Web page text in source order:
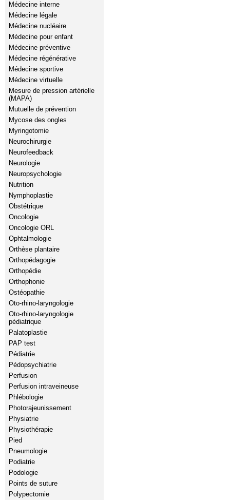
Médecine interne
Médecine légale
Médecine nucléaire
Médecine pour enfant
Médecine préventive
Médecine régénérative
Médecine sportive
Médecine virtuelle
Mesure de pression artérielle
(MAPA)
Mutuelle de prévention
Mycose des ongles
Myringotomie
Neurochirurgie
Neurofeedback
Neurologie
Neuropsychologie
Nutrition
Nymphoplastie
Obstétrique
Oncologie
Oncologie ORL
Ophtalmologie
Orthèse plantaire
Orthopédagogie
Orthopédie
Orthophonie
Ostéopathie
Oto-rhino-laryngologie
Oto-rhino-laryngologie
pédiatrique
Palatoplastie
PAP test
Pédiatrie
Pédopsychiatrie
Perfusion
Perfusion intraveineuse
Phlébologie
Photorajeunissement
Physiatrie
Physiothérapie
Pied
Pneumologie
Podiatrie
Podologie
Points de suture
Polypectomie